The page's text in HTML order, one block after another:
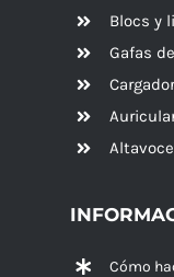
Blocs y
Gafas
Cómo